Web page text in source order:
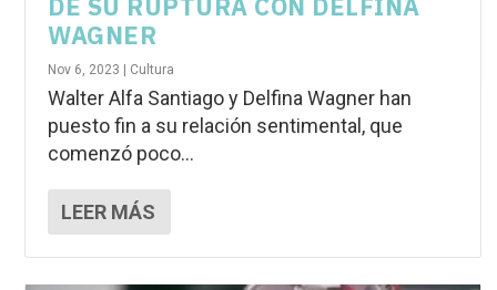
DE SU RUPTURA CON DELFINA
WAGNER
Nov 6, 2023 Cultura
Walter Alfa Santiago y Delfina Wagner han
puesto fin a su relación sentimental, que
comenzó poco...
LEER MÁS